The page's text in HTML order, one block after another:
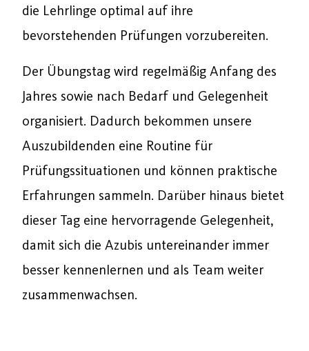
die Lehrlinge optimal auf ihre
bevorstehenden Prüfungen vorzubereiten.
Der Übungstag wird regelmäßig Anfang des
Jahres sowie nach Bedarf und Gelegenheit
organisiert. Dadurch bekommen unsere
Auszubildenden eine Routine für
Prüfungssituationen und können praktische
Erfahrungen sammeln. Darüber hinaus bietet
dieser Tag eine hervorragende Gelegenheit,
damit sich die Azubis untereinander immer
besser kennenlernen und als Team weiter
zusammenwachsen.